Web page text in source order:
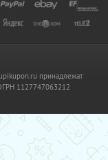
принадлежат
1127747063212